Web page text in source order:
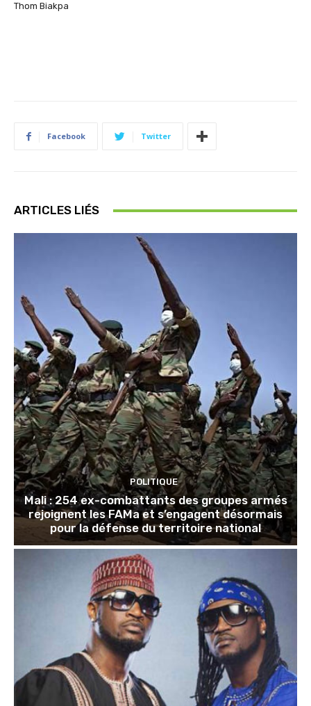
Thom Biakpa
Facebook Twitter
ARTICLES LIÉS
POLITIQUE
Mali : 254 ex-combattants des groupes armés
rejoignent les FAMa et s’engagent désormais
pour la défense du territoire national